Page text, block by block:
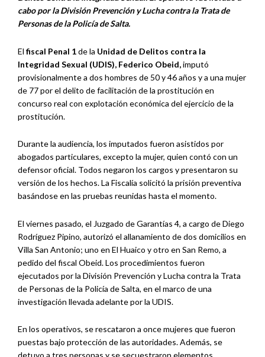
cabo por la División Prevención y Lucha contra la Trata de
Personas de la Policía de Salta.
El fiscal Penal 1de la Unidad de Delitos contra la
Integridad Sexual (UDIS), Federico Obeid,imputó
provisionalmente a dos hombres de 50 y 46 años y a una mujer
de 77 por el delito de facilitación de la prostitución en
concurso real con explotación económica del ejercicio de la
prostitución.
Durante la audiencia, los imputados fueron asistidos por
abogados particulares, excepto la mujer, quien contó con un
defensor oficial. Todos negaron los cargos y presentaron su
versión de los hechos. La Fiscalía solicitó la prisión preventiva
basándose en las pruebas reunidas hasta el momento.
El viernes pasado, el Juzgado de Garantías 4, a cargo de Diego
Rodríguez Pipino, autorizó el allanamiento de dos domicilios en
Villa San Antonio; uno en El Huaico y otro en San Remo, a
pedido del fiscal Obeid. Los procedimientos fueron
ejecutados por la División Prevención y Lucha contra la Trata
de Personas de la Policía de Salta, en el marco de una
investigación llevada adelante por la UDIS.
En los operativos, se rescataron a once mujeres que fueron
puestas bajo protección de las autoridades. Además, se